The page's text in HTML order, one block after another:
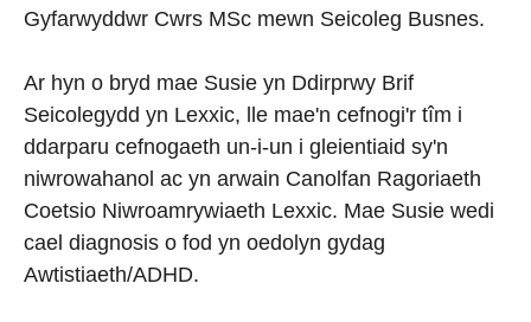
Gyfarwyddwr Cwrs MSc mewn Seicoleg Busnes.
Ar hyn o bryd mae Susie yn Ddirprwy Brif
Seicolegydd yn Lexxic, lle mae'n cefnogi'r tîm i
ddarparu cefnogaeth un-i-un i gleientiaid sy'n
niwrowahanol ac yn arwain Canolfan Ragoriaeth
Coetsio Niwroamrywiaeth Lexxic. Mae Susie wedi
cael diagnosis o fod yn oedolyn gydag
Awtistiaeth/ADHD.